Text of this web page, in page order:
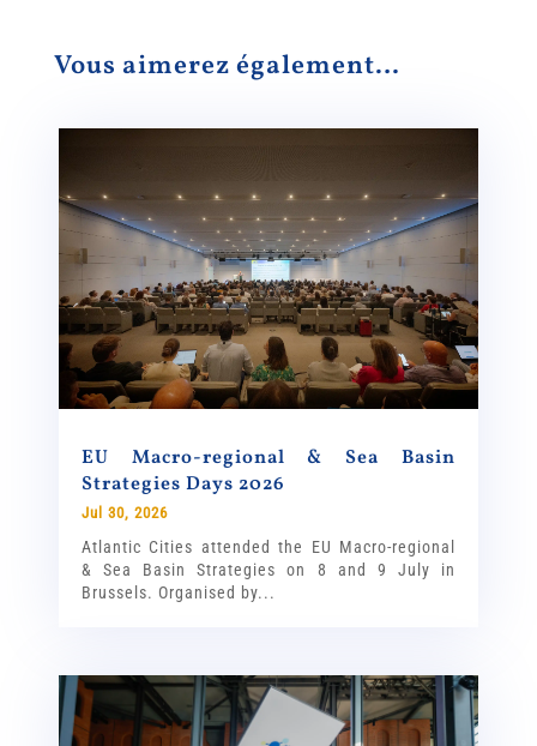
Vous aimerez également…
EU Macro-regional & Sea Basin
Strategies Days 2026
Jul 30, 2026
Atlantic Cities attended the EU Macro-regional
& Sea Basin Strategies on 8 and 9 July in
Brussels. Organised by...